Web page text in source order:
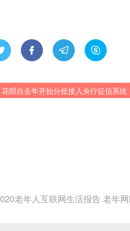
  
花呗自去年开始分批接入央行征信系统
老年人互联网生活报告 老年